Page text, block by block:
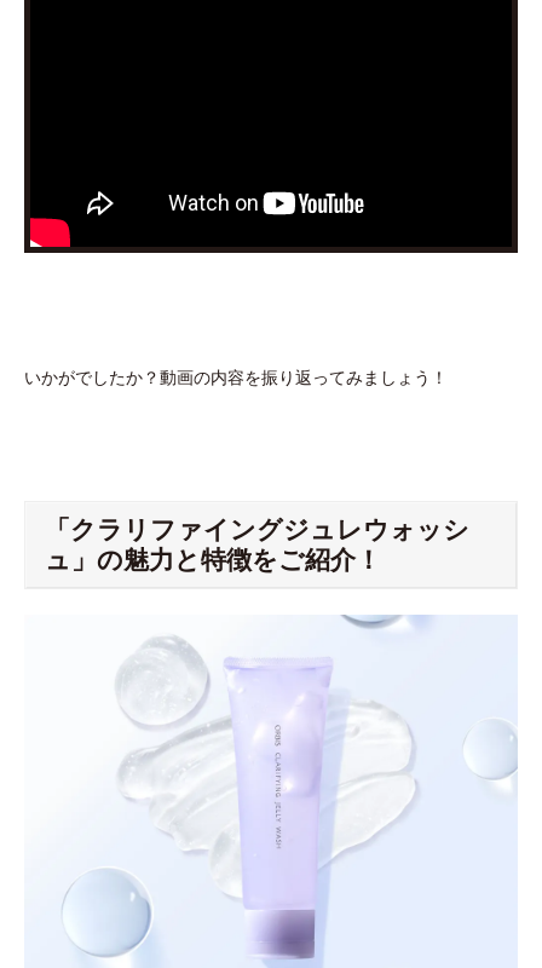
いかがでしたか？動画の内容を振り返ってみましょう！
「クラリファイングジュレウォッシ
ュ」の魅力と特徴をご紹介！